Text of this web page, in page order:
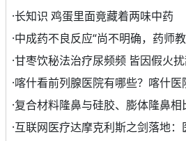
·长知识 鸡蛋里面竟藏着两味中药
·中成药不良反应“尚不明确，药师
·甘枣饮秘法治疗尿频频 皆因假火
·喀什看前列腺医院有哪些？喀什
·复合材料隆鼻与硅胶、膨体隆鼻相
·互联网医疗达摩克利斯之剑落地：